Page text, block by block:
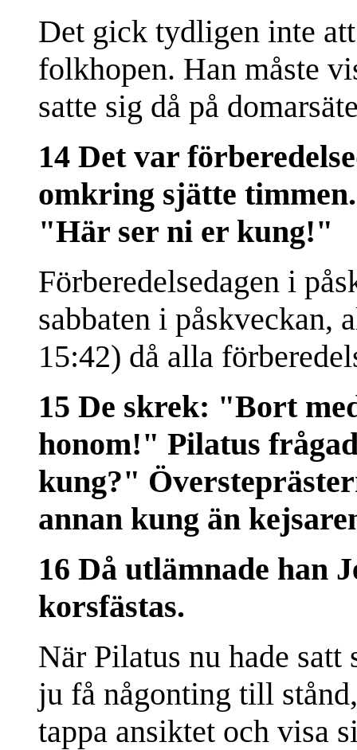
Det gick tydligen inte
folkhopen. Han måste
satte sig då på
14 Det var
omkring sjätte
"Här ser ni er kung!"
Förberedelsedagen i
sabbaten i påskveckan,
15:42) då alla
15 De skrek: "Bort
honom!" Pilatus
kung?"
annan kung än
16 Då utlämnade han
korsfästas.
När Pilatus nu hade satt
ju få någonting till
tappa ansiktet och visa